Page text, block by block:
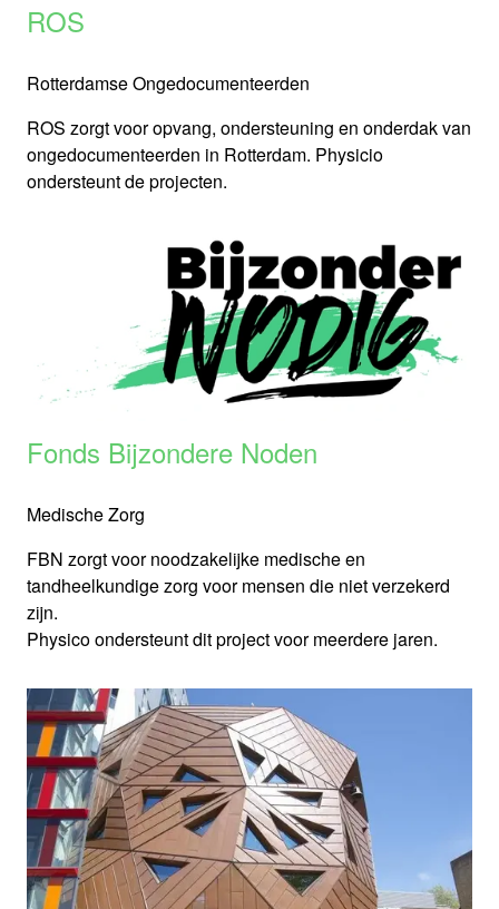
ROS
Rotterdamse Ongedocumenteerden
ROS zorgt voor opvang, ondersteuning en onderdak van
ongedocumenteerden in Rotterdam. Physicio
ondersteunt de projecten.
Fonds Bijzondere Noden
Medische Zorg
FBN zorgt voor noodzakelijke medische en
tandheelkundige zorg voor mensen die niet verzekerd
zijn.
Physico ondersteunt dit project voor meerdere jaren.